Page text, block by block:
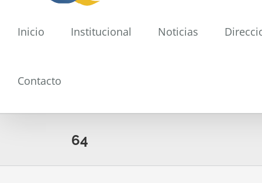
Inicio Institucional Noticias
Contacto
64